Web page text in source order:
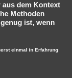
Geschlossen
aus dem Kontext
Methoden
ist, wenn
einmal in Erfahrung